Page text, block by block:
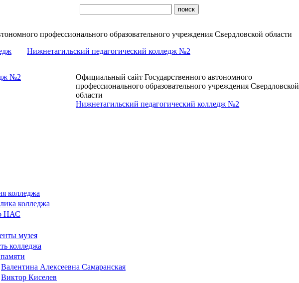
профессионального образовательного учреждения Свердловской области
Нижнетагильский педагогический колледж №2
№2
Официальный сайт Государственного автономного
профессионального образовательного учреждения Свердловской
области
Нижнетагильский педагогический колледж №2
колледжа
колледжа
НАС
музея
колледжа
Валентина Алексеевна Самаранская
Виктор Киселев